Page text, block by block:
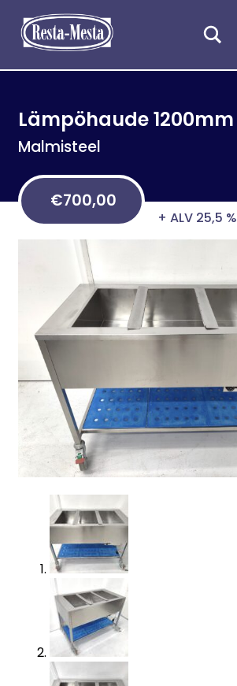
Lämpöhaude 1200mm
Malmisteel
€700,00
+ ALV 25,5 %